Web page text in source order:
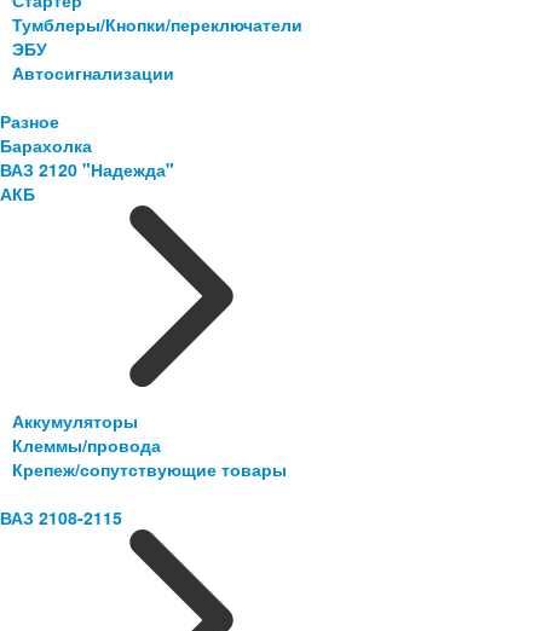
Тумблеры/Кнопки/переключатели
ЭБУ
Автосигнализации
Разное
Барахолка
ВАЗ 2120 "Надежда"
АКБ
Аккумуляторы
Клеммы/провода
Крепеж/сопутствующие товары
ВАЗ 2108-2115